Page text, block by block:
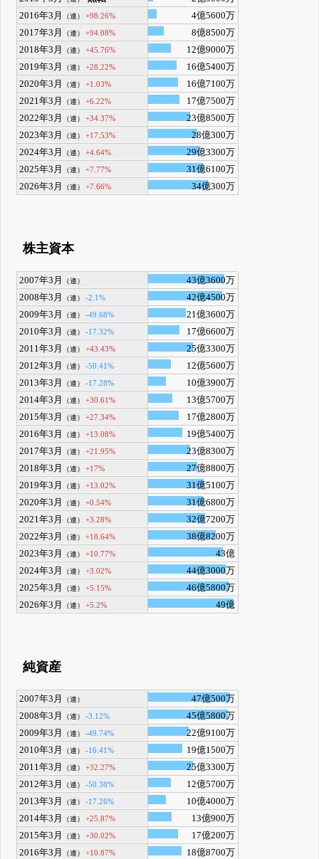
2016年3月
（連） +98.26%
4億5600万
2017年3月
（連） +94.08%
8億8500万
2018年3月
（連） +45.76%
12億9000万
2019年3月
（連） +28.22%
16億5400万
2020年3月
（連） +1.03%
16億7100万
2021年3月
（連） +6.22%
17億7500万
2022年3月
（連） +34.37%
23億8500万
2023年3月
（連） +17.53%
28億300万
2024年3月
（連） +4.64%
29億3300万
2025年3月
（連） +7.77%
31億6100万
2026年3月
（連） +7.66% 34億300万
株主資本
2007年3月 （連）
43億3600万
2008年3月
（連） -2.1%
42億4500万
2009年3月
（連） -49.68%
21億3600万
2010年3月
（連） -17.32%
17億6600万
2011年3月
（連） +43.43%
25億3300万
2012年3月
（連） -50.41%
12億5600万
2013年3月
（連） -17.28%
10億3900万
2014年3月
（連） +30.61%
13億5700万
2015年3月
（連） +27.34%
17億2800万
2016年3月
（連） +13.08%
19億5400万
2017年3月
（連） +21.95%
23億8300万
2018年3月
（連） +17%
27億8800万
2019年3月
（連） +13.02%
31億5100万
2020年3月
（連） +0.54%
31億6800万
2021年3月
（連） +3.28%
32億7200万
2022年3月
（連） +18.64%
38億8200万
2023年3月
（連） +10.77%
43億
2024年3月
（連） +3.02%
44億3000万
2025年3月
（連） +5.15%
46億5800万
2026年3月
（連） +5.2% 49億
純資産
2007年3月 （連）
47億500万
2008年3月
（連） -3.12%
45億5800万
2009年3月
（連） -49.74%
22億9100万
2010年3月
（連） -16.41%
19億1500万
2011年3月
（連） +32.27%
25億3300万
2012年3月
（連） -50.38%
12億5700万
2013年3月
（連） -17.26%
10億4000万
2014年3月
（連） +25.87%
13億900万
2015年3月
（連） +30.02%
17億200万
2016年3月
（連） +10.87%
18億8700万